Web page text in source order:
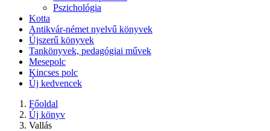
Pszichológia
Kotta
Antikvár-német nyelvű könyvek
Újszerű könyvek
Tankönyvek, pedagógiai művek
Mesepolc
Kincses polc
Új kedvencek
Főoldal
Új könyv
Vallás